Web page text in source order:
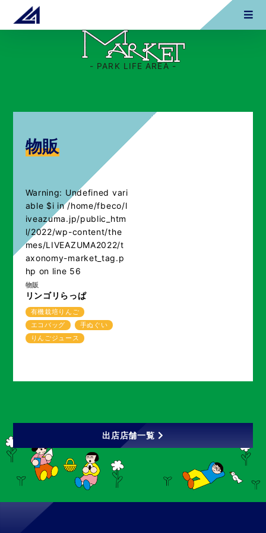
- PARK LIFE AREA -
物販
Warning: Undefined vari
able $i in/home/fbeco/l
iveazuma.jp/public_htm
l/2022/wp-content/the
mes/LIVEAZUMA2022/t
axonomy-market_tag.p
hp on line 56
物販
リンゴリらっぱ
有機栽培りんご
エコバッグ
手ぬぐい
りんごジュース
出店店舗一覧